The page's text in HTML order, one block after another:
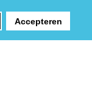
Accepteren